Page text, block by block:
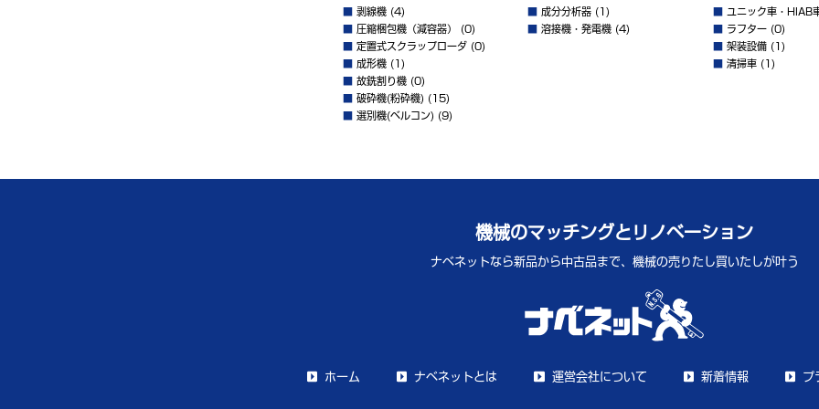
剥線機(4)
圧縮梱包機（減容器）
(0)
定置式スクラップローダ(0)
成形機(1)
故銑割り機(0)
破砕機(粉砕機) (15)
選別機(ベルコン) (9)
成分分析器 (1)
溶接機・発電機 (4)
ユニック車・HIAB
ラフター(0)
架装設備(1)
清掃車(1)
機械のマッチングとリノベーション
ナベネットなら新品から中古品まで、 機械の売りたし買いたしが叶う
ホーム ナベネットとは 運営会社について 新着情報 プ